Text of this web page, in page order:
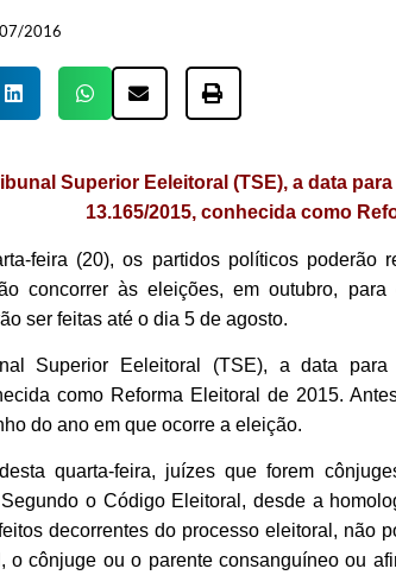
2016
Superior Eeleitoral (TSE), a data
13.165/2015, conhecida como
feira (20), os partidos políticos poderão
concorrer às eleições, em outubro,
ser feitas até o dia 5 de agosto.
Superior Eeleitoral (TSE), a data
como Reforma Eleitoral de 2015.
do ano em que ocorre a eleição.
quarta-feira, juízes que forem
o Código Eleitoral, desde a
decorrentes do processo eleitoral, não
o cônjuge ou o parente consanguíneo ou